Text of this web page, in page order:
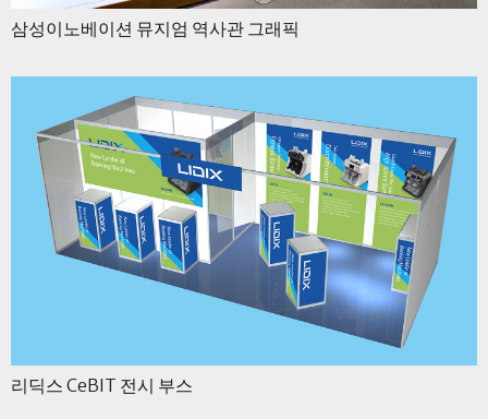
삼성이노베이션 뮤지엄 역사관 그래픽
리딕스 CeBIT 전시 부스